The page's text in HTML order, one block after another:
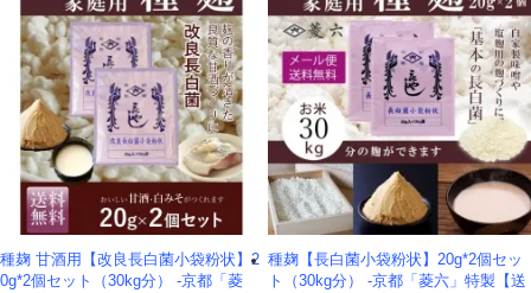
種麹 甘酒用【改良長白菌小袋粉状】2
0g*2個セット（30kg分） -京都「菱
種麹【長白菌小袋粉状】20g*2個セッ
ト（30kg分） -京都「菱六」特製【送